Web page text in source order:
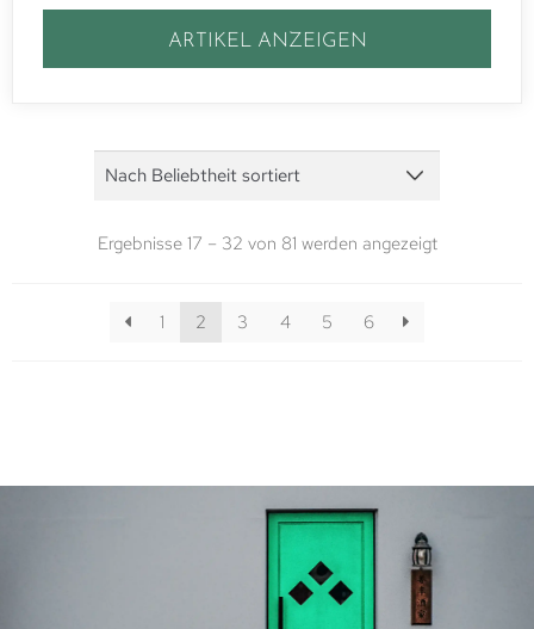
ARTIKEL ANZEIGEN
Ergebnisse 17 – 32 von 81 werden angezeigt
1 2 3 4 5 6